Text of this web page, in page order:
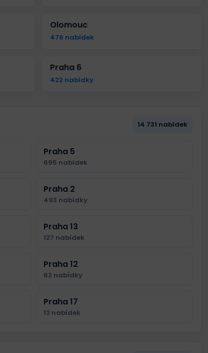
Olomouc
476 nabídek
Praha 6
422 nabídky
14 731 nabídek
Praha 5
695 nabídek
Praha 2
493 nabídky
Praha 13
127 nabídek
Praha 12
62 nabídky
Praha 17
13 nabídek